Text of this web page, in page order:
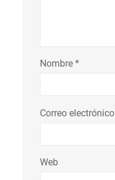
Nombre *
Correo electrónico
Web